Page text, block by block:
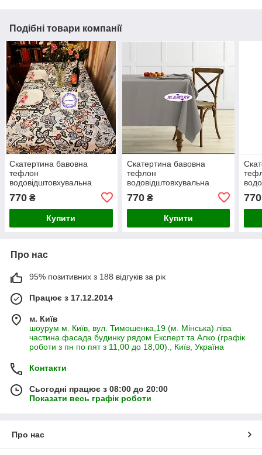
Подібні товари компанії
Скатертина бавовна
тефлон
водовідштовхувальна
гідрофобна просочення
дрібні коричневі, сірі та
чорні ромби на білому
770 ₴
Купити
Скатертина бавовна
тефлон
водовідштовхувальна
гідрофобна просочення
дрібні коричневі, сірі та
чорні ромби на білому
770₴
Купити
770
Про нас
95% позитивних з 188 відгуків за рік
Працює з 17.12.2014
м. Київ
шоурум м. Київ, вул. Тимошенка,19 (м. Мінська) ліва
частина фасада будинку рядом Експерт та Алко (графік
роботи з пн по пят з 11,00 до 18,00)., Київ, Україна
Контакти
Сьогодні працює з 08:00 до 20:00
Показати весь графік роботи
Про нас